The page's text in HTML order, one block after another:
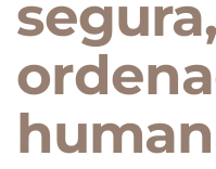
segura,